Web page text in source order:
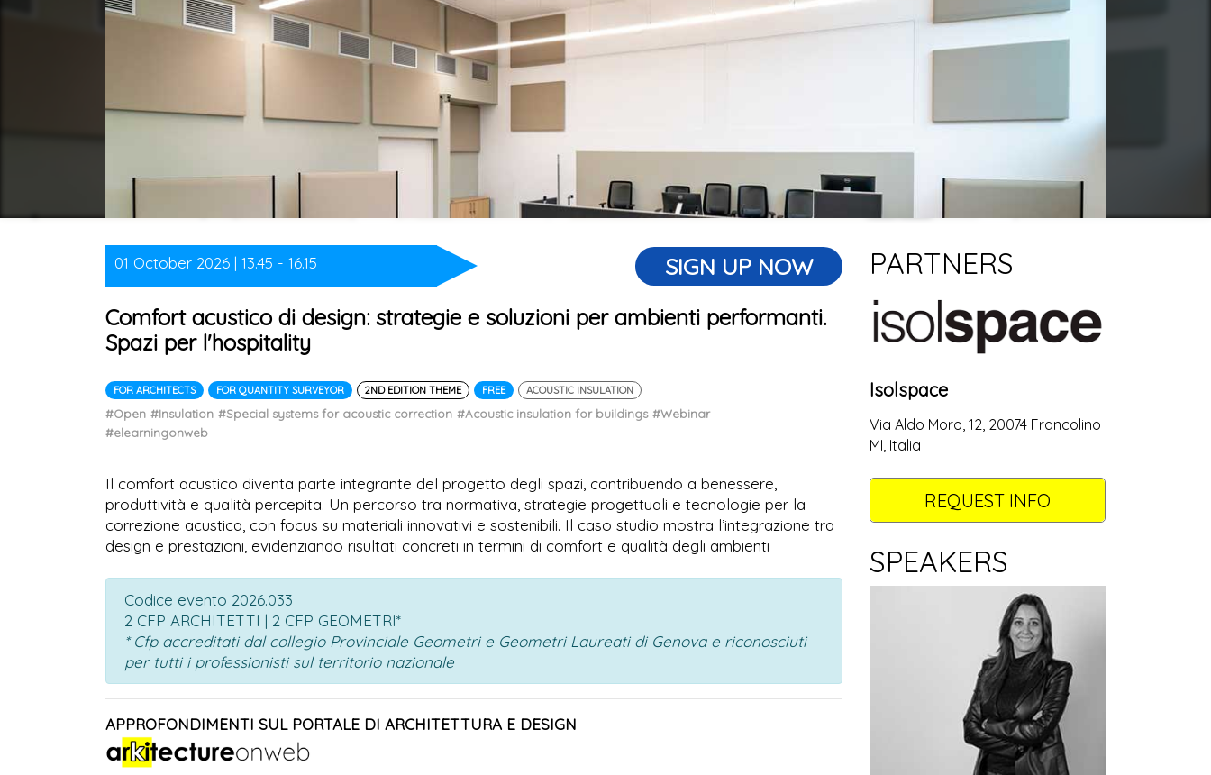
01 October 2026 | 13.45 - 16.15 SIGN UP NOW
Comfort acustico di design: strategie e soluzioni per ambienti performanti.
Spazi per l'hospitality
FOR ARCHITECTS FOR QUANTITY SURVEYOR 2ND EDITION THEME FREE ACOUSTIC INSULATION
#Open #Insulation #Special systems for acoustic correction #Acoustic insulation for buildings #Webinar
#elearningonweb
Il comfort acustico diventa parte integrante del progetto degli spazi, contribuendo a benessere,
produttività e qualità percepita. Un percorso tra normativa, strategie progettuali e tecnologie per la
correzione acustica, con focus su materiali innovativi e sostenibili. Il caso studio mostra l’integrazione tra
design e prestazioni, evidenziando risultati concreti in termini di comfort e qualità degli ambienti
Codice evento 2026.033
2 CFP ARCHITETTI | 2 CFP GEOMETRI*
* Cfp accreditati dal collegio Provinciale Geometri e Geometri Laureati di Genova e riconosciuti
per tutti i professionisti sul territorio nazionale
APPROFONDIMENTI SUL PORTALE DI ARCHITETTURA E DESIGN
PARTNERS
Isolspace
Via Aldo Moro, 12, 20074 Francolino
MI, Italia
REQUEST INFO
SPEAKERS